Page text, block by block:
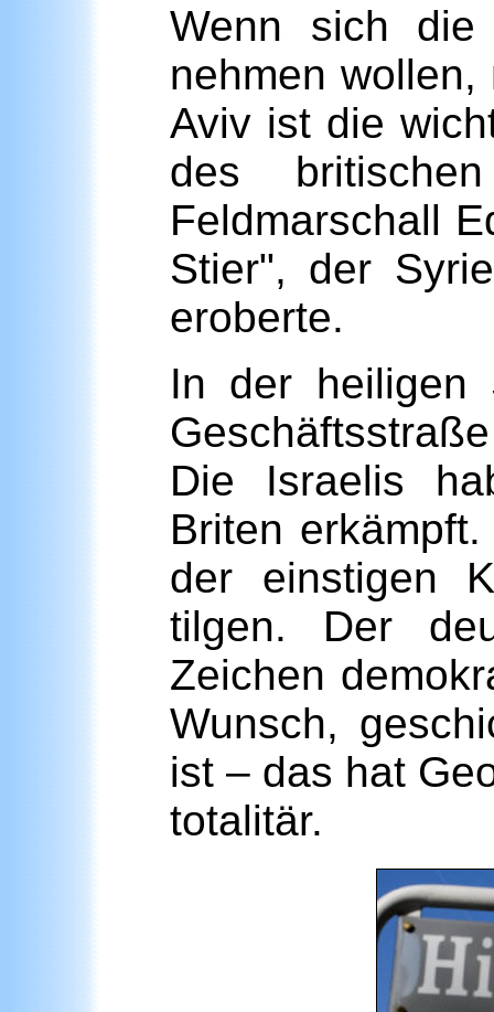
Wenn sich die
nehmen
Aviv ist die
des
Feldmarschall
Stier", der
eroberte.
In der heiligen
Die Israelis
Briten
der einstigen
tilgen. Der
Zeichen
Wunsch,
ist – das hat
totalitär.